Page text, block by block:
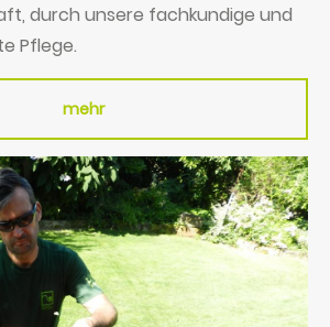
durch unsere fachkundige und
Pflege.
mehr